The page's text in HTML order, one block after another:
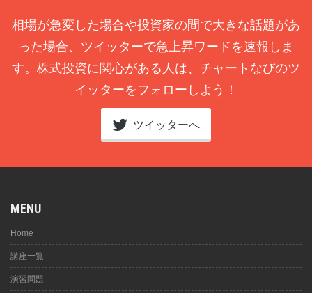
相場が急変した場合や投資家の間で大きな話題があ
った場合、ツイッターで急上昇ワードを速報しま
す。株式投資に関心がある人は、チャートなびのツ
イッターをフォローしよう！
ツイッターへ
MENU
Home
講座一覧
演習問題